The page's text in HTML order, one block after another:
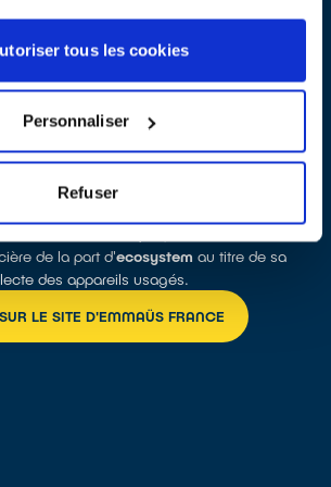
tous les cookies
Personnaliser
Refuser
participe à la diversification des activités
apporté aux Ateliers du Bocage, filiale
et développement » a également
la montée en puissance du réseau
financièrement Emmaüs selon les
non-réemployés remis dans la filière de
de la part d'ecosystem au titre de sa
des appareils usagés.
LE SITE D'EMMAÜS FRANCE